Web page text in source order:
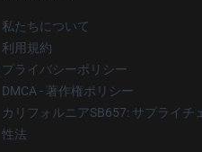
私たちについて
利用規約
プライバシーポリシー
DMCA - 著作権ポリシー
カリフォルニアSB657: サプライチ
性法